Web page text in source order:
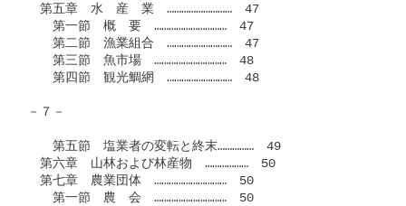
第五章　水　産　業　………………………　47
第一節　概　要　…………………………　47
第二節　漁業組合　………………………　47
第三節　魚市場　…………………………　48
第四節　観光鯛網　………………………　48
－７－
第五節　塩業者の変転と終末……………　49
第六章　山林および林産物　………………　50
第七章　農業団体　…………………………　50
第一節　農　会　…………………………　50